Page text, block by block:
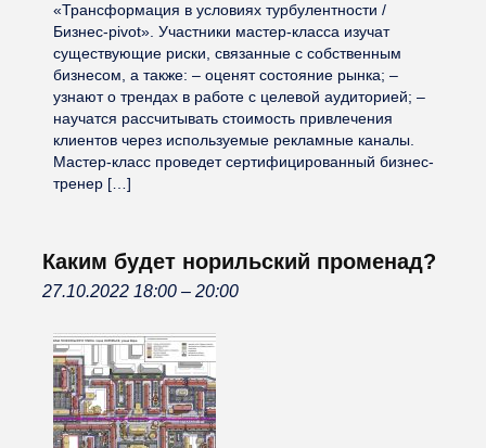
«Трансформация в условиях турбулентности /
Бизнес-pivot». Участники мастер-класса изучат
существующие риски, связанные с собственным
бизнесом, а также: – оценят состояние рынка; –
узнают о трендах в работе с целевой аудиторией; –
научатся рассчитывать стоимость привлечения
клиентов через используемые рекламные каналы.
Мастер-класс проведет сертифицированный бизнес-
тренер […]
Каким будет норильский променад?
27.10.2022 18:00 – 20:00